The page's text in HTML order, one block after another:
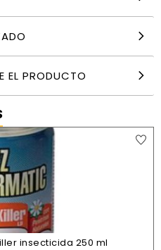
EL PRODUCTO
insecticida 250 ml